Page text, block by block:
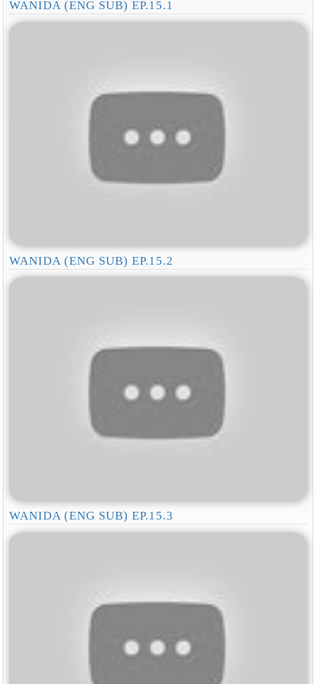
WANIDA (ENG SUB) EP.15.1
WANIDA (ENG SUB) EP.15.2
WANIDA (ENG SUB) EP.15.3